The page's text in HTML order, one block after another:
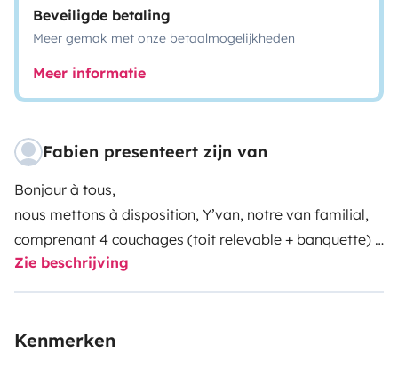
Beveiligde betaling
Meer gemak met onze betaalmogelijkheden
Meer informatie
Fabien presenteert zijn van
Bonjour à tous,
nous mettons à disposition, Y’van, notre van familial,
comprenant 4 couchages (toit relevable + banquette)
Parfait pour une petite famille, un couple, des copains
ou des copines…
Y’van est tout beau et très bien équipé (table
Zie beschrijving
Kenmerken